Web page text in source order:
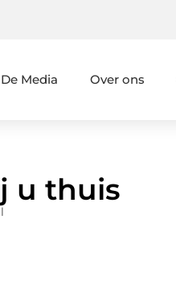
Media Over ons
u thuis